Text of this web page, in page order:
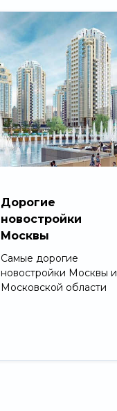
Дорогие
новостройки
Москвы
Самые дорогие
новостройки Москвы и
Московской области